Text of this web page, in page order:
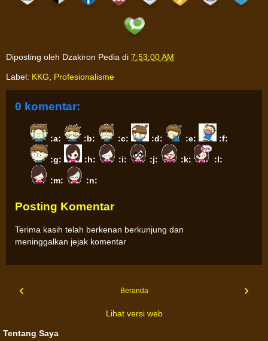
Diposting oleh Dzakiron Pedia di 7:53:00 AM
Label: KKG Profesionalisme
0 komentar:
:a: :b: :c: :d: :e: :f:
:g: :h: :i: :j: :k: :l:
:m: :n:
Posting Komentar
Terima kasih telah berkenan berkunjung dan
meninggalkan jejak komentar
‹ ›
Beranda
Lihat versi web
Tentang Saya